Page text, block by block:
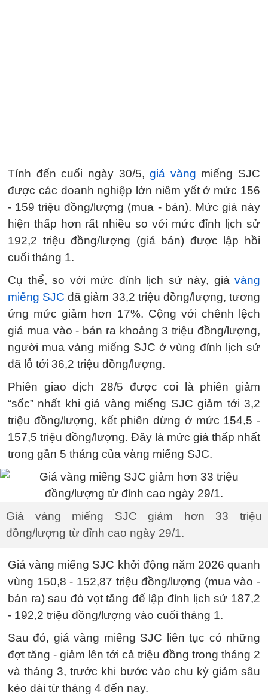
Tính đến cuối ngày 30/5,giá vàng miếng SJC
được các doanh nghiệp lớn niêm yết ở mức 156
- 159 triệu đồng/lượng (mua - bán). Mức giá này
hiện thấp hơn rất nhiều so với mức đỉnh lịch sử
192,2 triệu đồng/lượng (giá bán) được lập hồi
cuối tháng 1.
Cụ thể, so với mức đỉnh lịch sử này, giá vàng
miếng SJC đã giảm 33,2 triệu đồng/lượng, tương
ứng mức giảm hơn 17%. Cộng với chênh lệch
giá mua vào - bán ra khoảng 3 triệu đồng/lượng,
người mua vàng miếng SJC ở vùng đỉnh lịch sử
đã lỗ tới 36,2 triệu đồng/lượng.
Phiên giao dịch 28/5 được coi là phiên giảm
“sốc” nhất khi giá vàng miếng SJC giảm tới 3,2
triệu đồng/lượng, kết phiên dừng ở mức 154,5 -
157,5 triệu đồng/lượng. Đây là mức giá thấp nhất
trong gần 5 tháng của vàng miếng SJC.
Giá vàng miếng SJC giảm hơn 33 triệu
đồng/lượng từ đỉnh cao ngày 29/1.
Giá vàng miếng SJC khởi động năm 2026 quanh
vùng 150,8 - 152,87 triệu đồng/lượng (mua vào -
bán ra) sau đó vọt tăng để lập đỉnh lịch sử 187,2
- 192,2 triệu đồng/lượng vào cuối tháng 1.
Sau đó, giá vàng miếng SJC liên tục có những
đợt tăng - giảm lên tới cả triệu đồng trong tháng 2
và tháng 3, trước khi bước vào chu kỳ giảm sâu
kéo dài từ tháng 4 đến nay.